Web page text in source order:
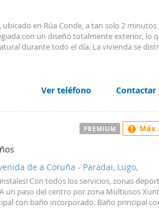
en Rúa Conde, a tan solo 2 minutos
con un diseño totalmente exterior, lo
durante todo el día. La vivienda se
y otro con bañera. Además, cuenta con
equipada. El piso se encuentra
preocuparte por nada: solo tendrás que
hogar. #ref:RONDA_2105
Ver teléfono Contactar
de a Coruña - Paradai, Lugo,
Con todos los servicios, zonas
un paso del centro por zona Multiusos
con baño incorporado. Baño principal
PREMIUM